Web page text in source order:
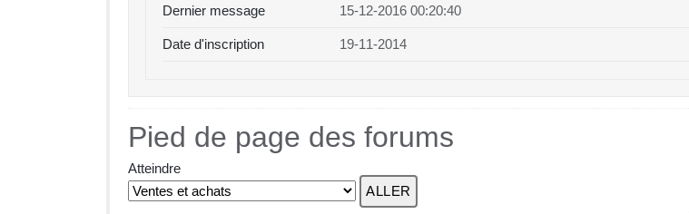
Dernier message 15-12-2016 00:20:40
Date d'inscription 19-11-2014
Pied de page des forums
Atteindre